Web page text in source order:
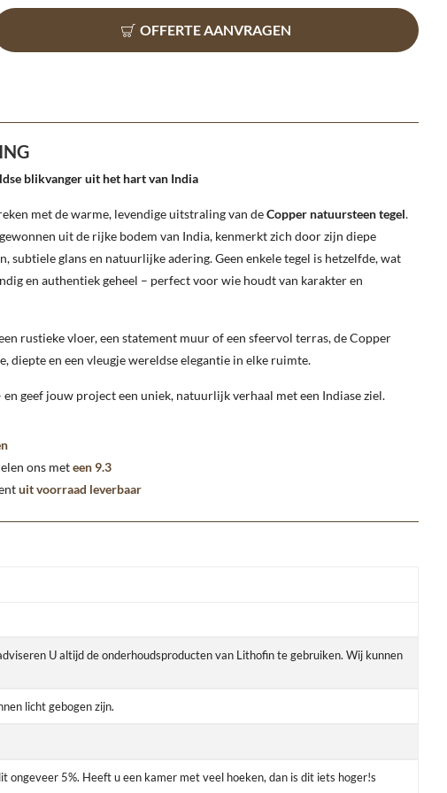
OFFERTE AANVRAGEN
blikvanger uit het hart van India
met de warme, levendige uitstraling van deCopper natuursteen tegel.
uit de rijke bodem van India, kenmerkt zich door zijn diepe
subtiele glans en natuurlijke adering. Geen enkele tegel is hetzelfde, wat
en authentiek geheel – perfect voor wie houdt van karakter en
rustieke vloer, een statement muur of een sfeervol terras, de Copper
diepte en een vleugje wereldse elegantie in elke ruimte.
geef jouw project een uniek, natuurlijk verhaal met een Indiase ziel.
ons meteen 9.3
uit voorraad leverbaar
U altijd de onderhoudsproducten van Lithofin te gebruiken. Wij kunnen
licht gebogen zijn.
5%. Heeft u een kamer met veel hoeken, dan is dit iets hoger!s